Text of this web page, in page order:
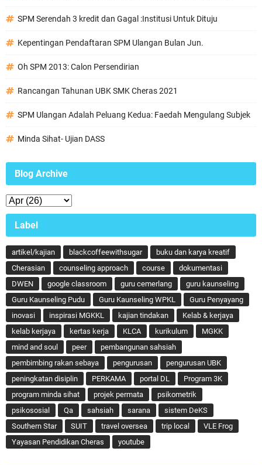
SPM Serendah 3 kredit dan Gagal :Institusi Untuk Dituju
Kepentingan Pendaftaran SPM Ulangan Bulan Jun.
Oh SPM 2013: Calon Persendirian
Rancangan Tahunan UBK SMK Cheras 2021
SPM Ulangan Adalah Peluang Kedua: Faedah Mengulang Subjek
Minda Sihat- Ujian DASS
Blog Archive
Label
artikel/kajian blackcoffeewithsugar
buku dan karya kreatif
Cherasian
counseling approach course
dokumentasi
DWEN
google classroom guru cemerlang
guru kaunseling
Guru Kaunseling Pudu
Guru Kaunseling WPKL
Guru Penyayang
inovasi
inspirasi MGKKL kajian tindakan
Kelab & kerjaya
kelab kerjaya
kertas kerja KLCA kurikulum
MGKK
mind and soul
peer
pembangunan sahsiah
pembimbing rakan sebaya
pengurusan
pengurusan UBK
peningkatan disiplin
PERKAMA portal DL
Program 3K
program minda sihat
projek permata
psikometrik
psikososial
Qa sahsiah sarana
sistem DeKS
Southern Star
SUIT travel oversea trip local
VLE Frog
Yayasan Pendidikan Cheras
youtube